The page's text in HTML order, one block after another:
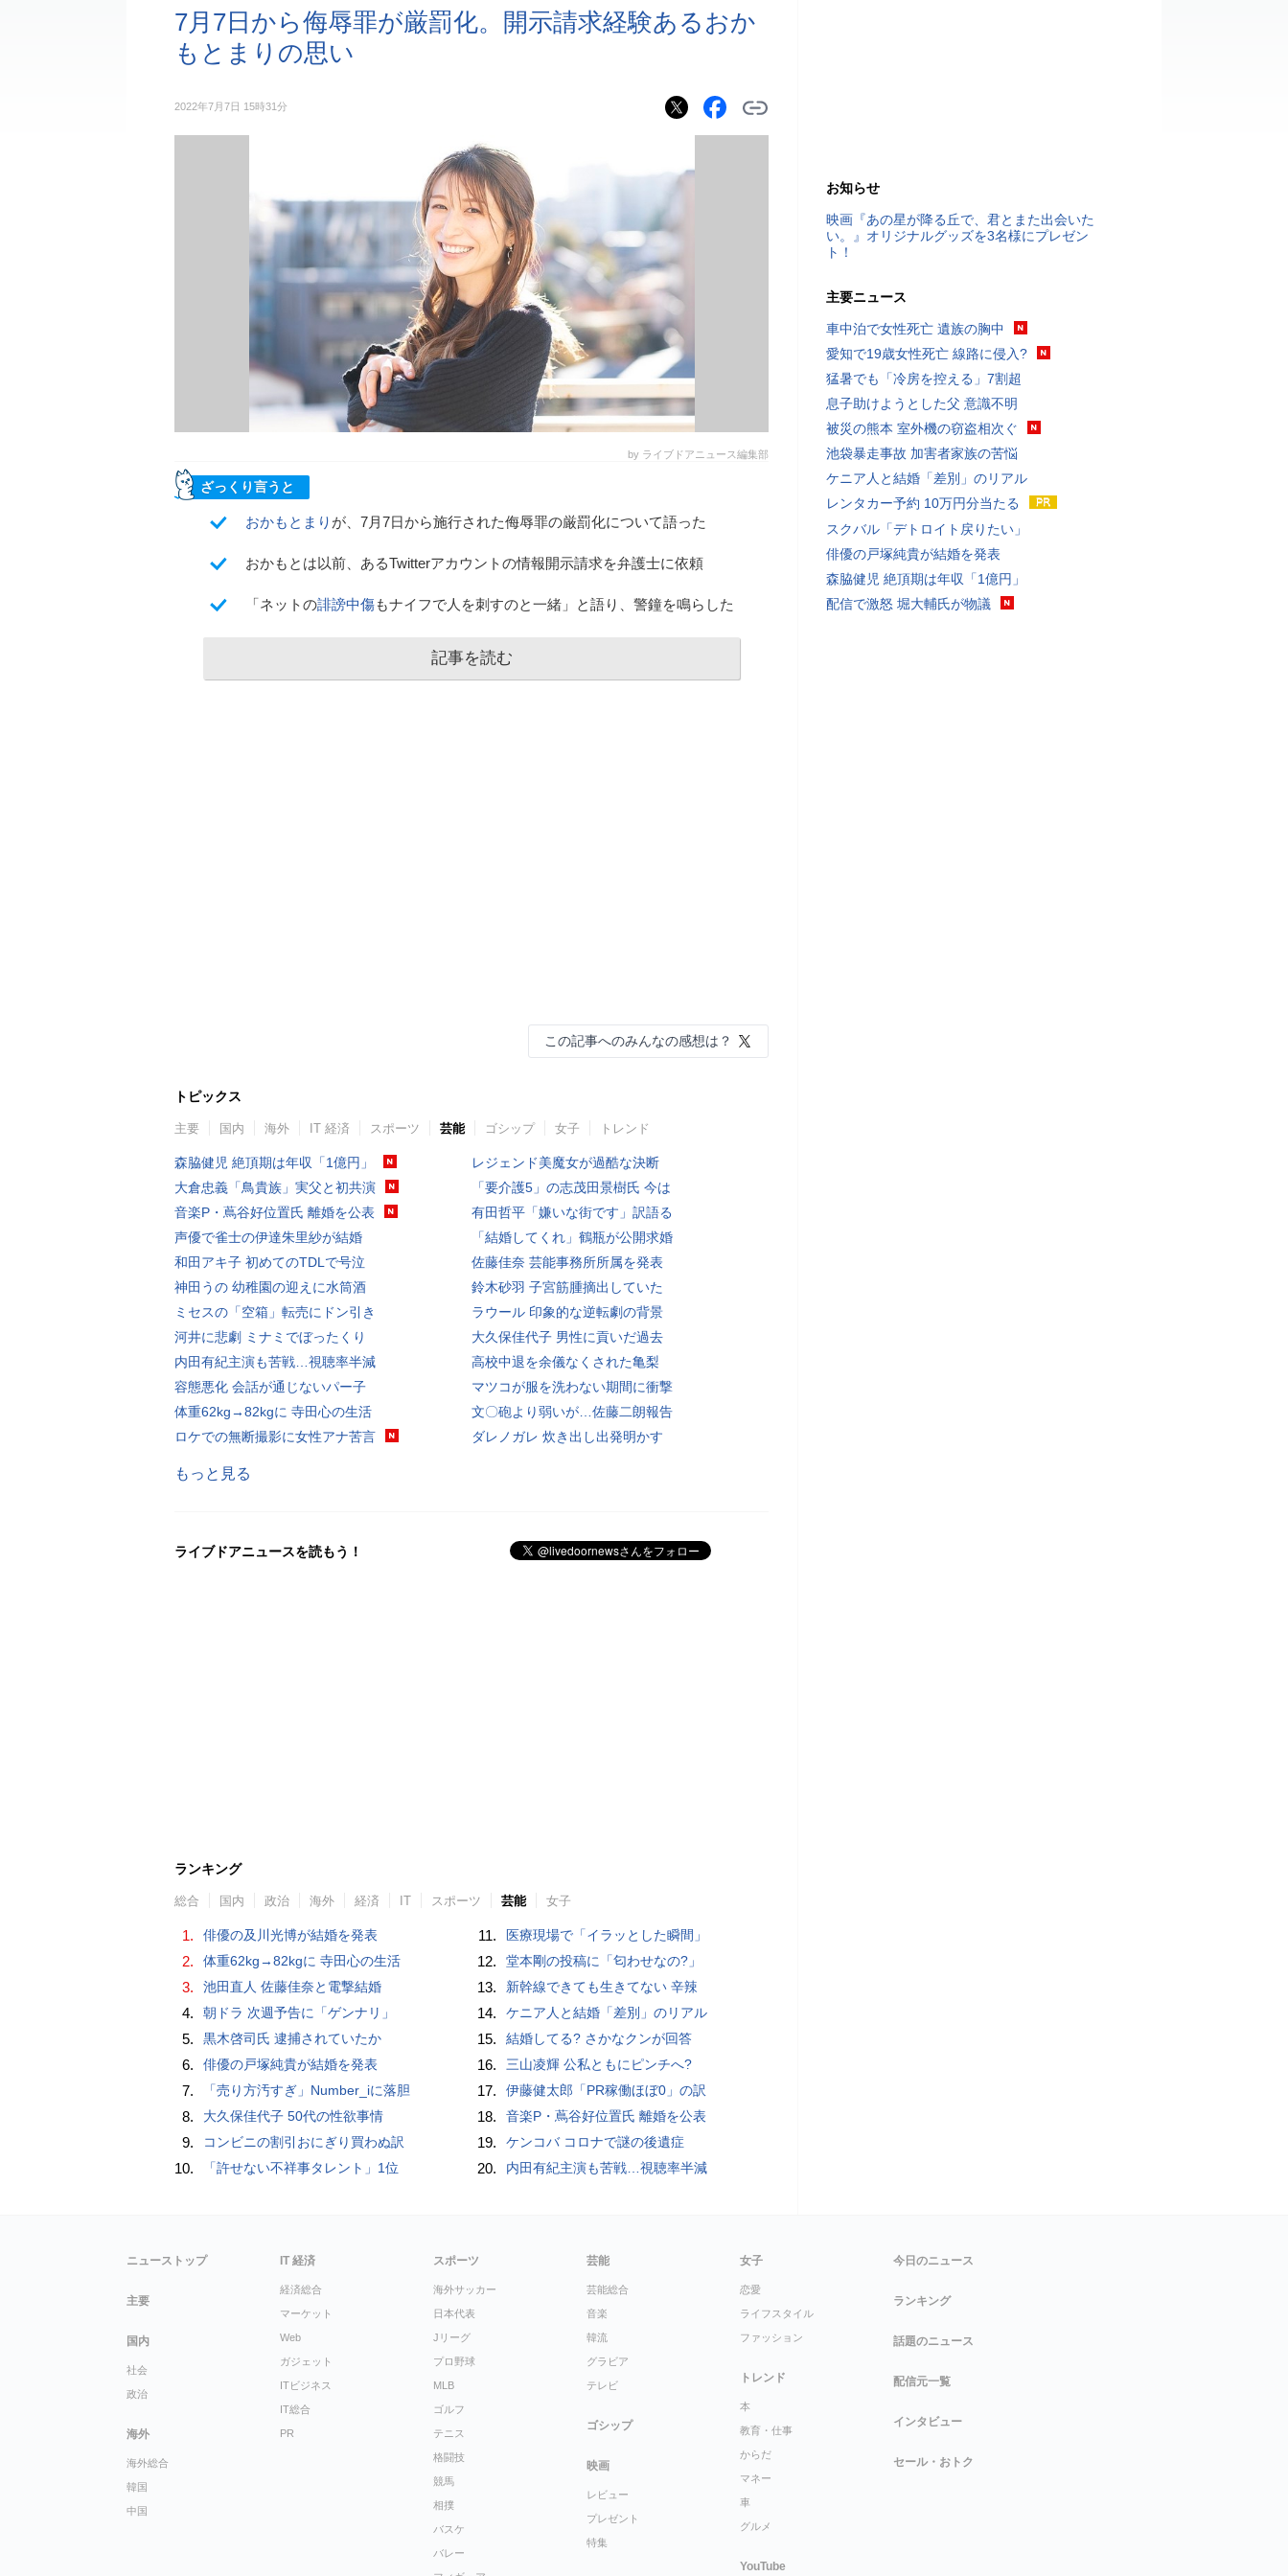
7月7日から侮辱罪が厳罰化。開示請求経験あるおか
もとまりの思い
2022年7月7日 15時31分
by ライブドアニュース編集部
ざっくり言うと
おかもとまり が、7月7日から施行された侮辱罪の厳罰化について語った
おかもとは以前、あるTwitterアカウントの情報開示請求を弁護士に依頼
「ネットの誹謗中傷もナイフで人を刺すのと一緒」と語り、警鐘を鳴らした
記事を読む
この記事へのみんなの感想は？
トピックス
主要 国内 海外 IT 経済 スポーツ 芸能 ゴシップ 女子 トレンド
森脇健児 絶頂期は年収「1億円」
大倉忠義「鳥貴族」実父と初共演
音楽P・蔦谷好位置氏 離婚を公表
声優で雀士の伊達朱里紗が結婚
和田アキ子 初めてのTDLで号泣
神田うの 幼稚園の迎えに水筒酒
ミセスの「空箱」転売にドン引き
河井に悲劇 ミナミでぼったくり
内田有紀主演も苦戦…視聴率半減
容態悪化 会話が通じないパー子
体重62kg→82kgに 寺田心の生活
ロケでの無断撮影に女性アナ苦言
レジェンド美魔女が過酷な決断
「要介護5」の志茂田景樹氏 今は
有田哲平「嫌いな街です」訳語る
「結婚してくれ」鶴瓶が公開求婚
佐藤佳奈 芸能事務所所属を発表
鈴木砂羽 子宮筋腫摘出していた
ラウール 印象的な逆転劇の背景
大久保佳代子 男性に貢いだ過去
高校中退を余儀なくされた亀梨
マツコが服を洗わない期間に衝撃
文〇砲より弱いが…佐藤二朗報告
ダレノガレ 炊き出し出発明かす
もっと見る
ライブドアニュースを読もう！
ランキング
総合 国内 政治 海外 経済 IT スポーツ 芸能 女子
1. 俳優の及川光博が結婚を発表
2. 体重62kg→82kgに 寺田心の生活
3. 池田直人 佐藤佳奈と電撃結婚
4. 朝ドラ 次週予告に「ゲンナリ」
5. 黒木啓司氏 逮捕されていたか
6. 俳優の戸塚純貴が結婚を発表
7. 「売り方汚すぎ」Number_iに落胆
8. 大久保佳代子 50代の性欲事情
9. コンビニの割引おにぎり買わぬ訳
10. 「許せない不祥事タレント」1位
11. 医療現場で「イラッとした瞬間」
12. 堂本剛の投稿に「匂わせなの?」
13. 新幹線できても生きてない 辛辣
14. ケニア人と結婚「差別」のリアル
15. 結婚してる? さかなクンが回答
16. 三山凌輝 公私ともにピンチへ?
17. 伊藤健太郎「PR稼働ほぼ0」の訳
18. 音楽P・蔦谷好位置氏 離婚を公表
19. ケンコバ コロナで謎の後遺症
20. 内田有紀主演も苦戦…視聴率半減
お知らせ
映画『あの星が降る丘で、君とまた出会いた
い。』オリジナルグッズを3名様にプレゼン
ト！
主要ニュース
車中泊で女性死亡 遺族の胸中
愛知で19歳女性死亡 線路に侵入?
猛暑でも「冷房を控える」7割超
息子助けようとした父 意識不明
被災の熊本 室外機の窃盗相次ぐ
池袋暴走事故 加害者家族の苦悩
ケニア人と結婚「差別」のリアル
レンタカー予約 10万円分当たる
スクバル「デトロイト戻りたい」
俳優の戸塚純貴が結婚を発表
森脇健児 絶頂期は年収「1億円」
配信で激怒 堀大輔氏が物議
ニューストップ
主要
国内
社会
政治
海外
海外総合
韓国
中国
IT 経済
経済総合
マーケット
Web
ガジェット
ITビジネス
IT総合
PR
スポーツ
海外サッカー
日本代表
Jリーグ
プロ野球
MLB
ゴルフ
テニス
格闘技
競馬
相撲
バスケ
バレー
芸能
芸能総合
音楽
韓流
グラビア
テレビ
ゴシップ
映画
レビュー
プレゼント
特集
女子
恋愛
ライフスタイル
ファッション
トレンド
本
教育・仕事
からだ
マネー
車
グルメ
YouTube
今日のニュース
ランキング
話題のニュース
配信元一覧
インタビュー
セール・おトク